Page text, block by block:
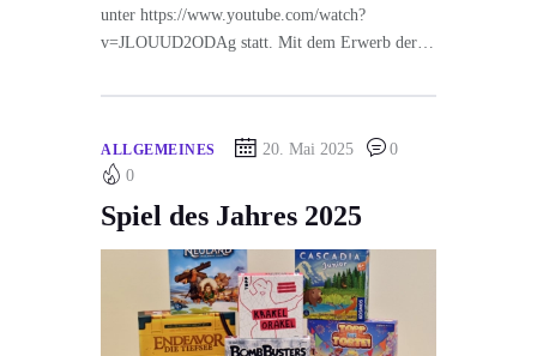
unter https://www.youtube.com/watch?
v=JLOUUD2ODAg statt. Mit dem Erwerb der…
ALLGEMEINES 20. Mai 2025
0
0
Spiel des Jahres 2025